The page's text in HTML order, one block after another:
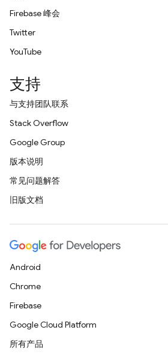
Firebase 峰会
Twitter
YouTube
支持
与支持团队联系
Stack Overflow
Google Group
版本说明
常见问题解答
旧版文档
Android
Chrome
Firebase
Google Cloud Platform
所有产品